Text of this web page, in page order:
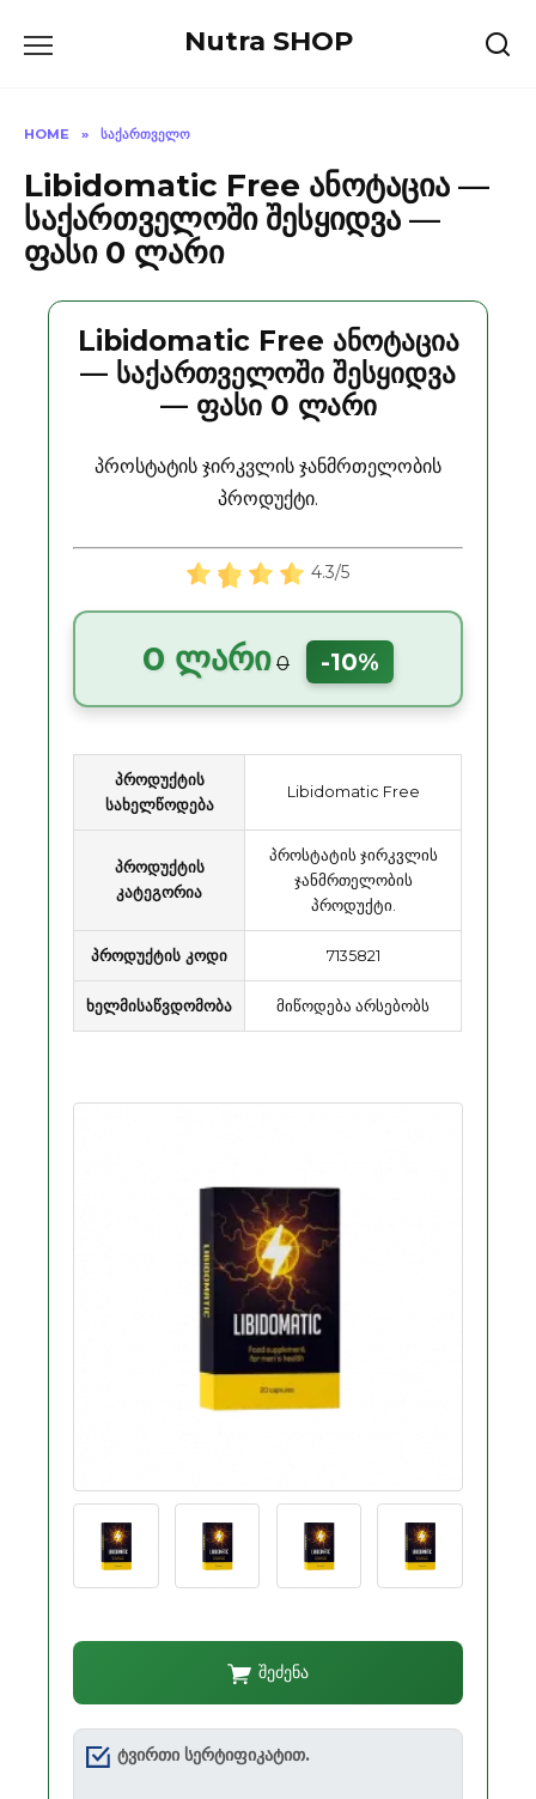
Nutra SHOP
HOME » ᲡᲐᲥᲐᲠᲗᲕᲔᲚᲝ
Libidomatic Free ანოტაცია —
საქართველოში შესყიდვა —
ფასი 0 ლარი
Libidomatic Free ანოტაცია
— საქართველოში შესყიდვა
— ფასი 0 ლარი
პროსტატის ჯირკვლის ჯანმრთელობის
პროდუქტი.
4.3/5
0 ლარი 0 -10%
პროდუქტის
სახელწოდება
Libidomatic Free
პროდუქტის
კატეგორია
პროსტატის ჯირკვლის
ჯანმრთელობის
პროდუქტი.
პროდუქტის კოდი 7135821
ხელმისაწვდომობა მიწოდება არსებობს
შეძენა
ტვირთი სერტიფიკატით.